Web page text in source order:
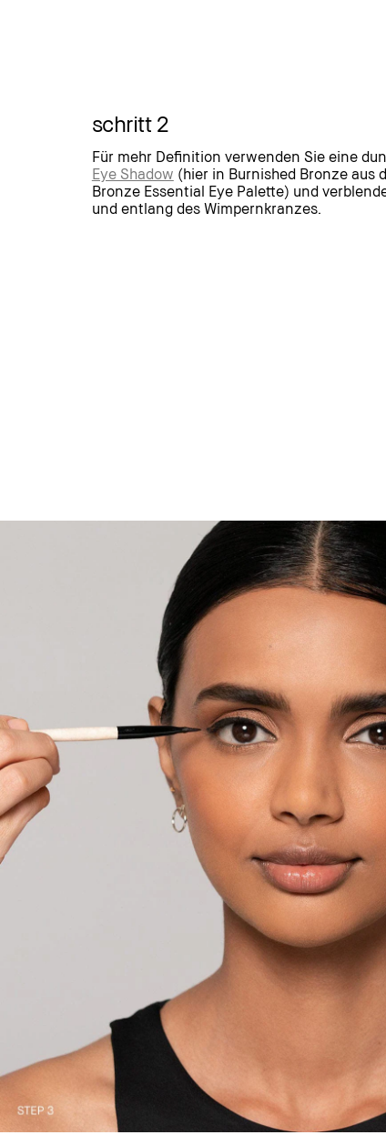
schritt 2
Für mehr Definition verwenden Sie eine
Eye Shadow (hier in Burnished Bronze aus
Bronze Essential Eye Palette) und
und entlang des Wimpernkranzes.